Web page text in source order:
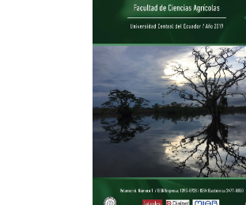
lateral
del
artículo